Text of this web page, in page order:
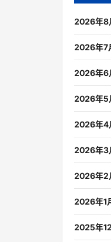
2026年8
2026年7
2026年6
2026年5
2026年4
2026年3
2026年2
2026年1
2025年